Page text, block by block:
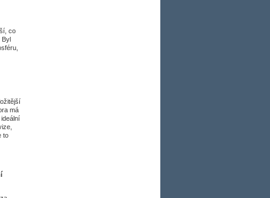
co
Byl
má
to